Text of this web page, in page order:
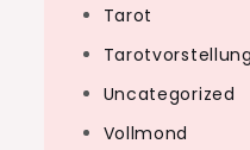
Tarot
Tarotvorstellung
Uncategorized
Vollmond